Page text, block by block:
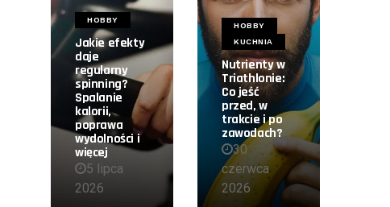
HOBBY
Jakie efekty
daje
regularny
spinning?
Spalanie
kalorii,
poprawa
wydolności i
więcej
5 lipca
2026
HOBBY
KUCHNIA
Nutrienty w
Triathlonie:
Co jeść
przed, w
trakcie i po
zawodach?
30
czerwca
2026